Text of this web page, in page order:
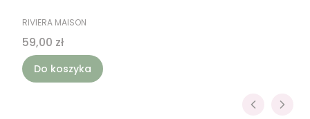
PRODUCENT
RIVIERA MAISON
Cena
59,00 zł
Do koszyka